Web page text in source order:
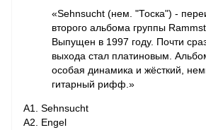
«Sehnsucht (нем. "Тоска") -
второго альбома группы
Выпущен в 1997 году. Почти
выхода стал платиновым.
особая динамика и жёсткий,
гитарный рифф.»
A1. Sehnsucht
A2. Engel